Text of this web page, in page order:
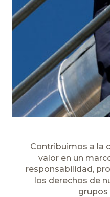
Contribuimos a la
valor en un
responsabilidad,
los derechos de
grupos